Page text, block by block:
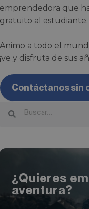
emprendedora que
gratuito al estudiante.
Animo a todo el
¡ve y disfruta de sus
Contáctanos sin
¿Quieres
aventura?